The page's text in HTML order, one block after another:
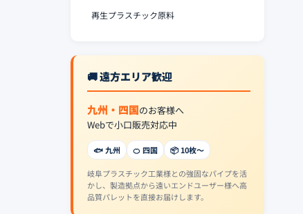
再生プラスチック原料
🚚 遠方エリア歓迎
九州・四国のお客様へ
Webで小口販売対応中
🐟 九州 🍊 四国 📦 10枚〜
岐阜プラスチック工業様との強固なパイプを活
かし、製造拠点から遠いエンドユーザー様へ高
品質パレットを直接お届けします。